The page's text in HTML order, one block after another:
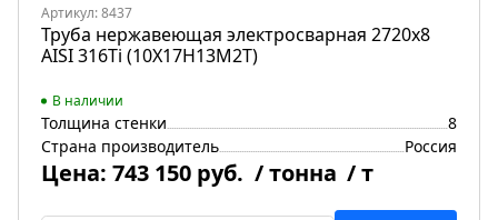
Артикул: 8437
Труба нержавеющая электросварная 2720х8
AISI 316Ti (10Х17Н13М2Т)
В наличии
Толщина стенки
8
Страна производитель
Россия
Цена: 743 150 руб. / тонна / т